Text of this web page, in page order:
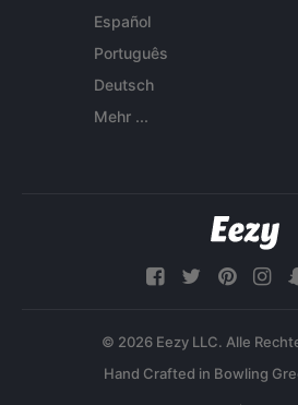
Español
Português
Deutsch
Mehr ...
© 2026 Eezy LLC. Alle